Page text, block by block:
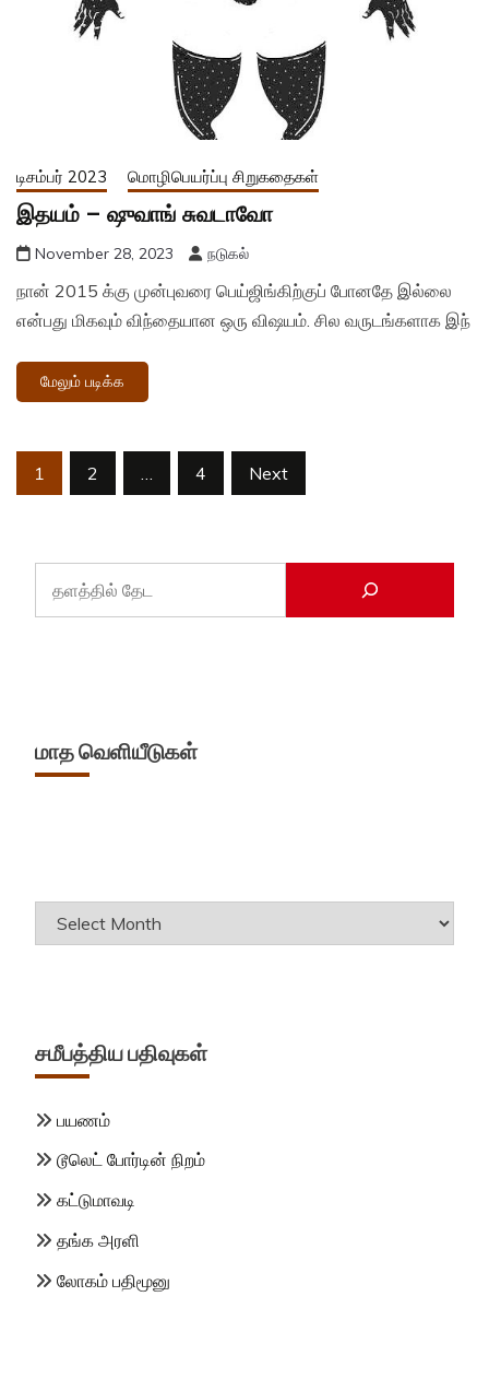
டிசம்பர் 2023 மொழிபெயர்ப்பு சிறுகதைகள்
இதயம் – ஷுவாங் சுவடாவோ
November 28, 2023 நடுகல்
நான் 2015 க்கு முன்புவரை பெய்ஜிங்கிற்குப் போனதே இல்லை
என்பது மிகவும் விந்தையான ஒரு விஷயம். சில வருடங்களாக இந்
மேலும் படிக்க
Posts
1 2 4 Next
மாத வெளியீடுகள்
Archives
சமீபத்திய பதிவுகள்
பயணம்
டூலெட் போர்டின் நிறம்
கட்டுமாவடி
தங்க அரளி
லோகம் பதிமூனு